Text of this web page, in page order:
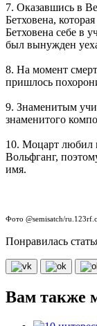
7. Оказавшись в
Бетховена,
Бетховена себе в
был вынужден
8. На момент
пришлось
9. Знаменитым
знаменитого
10. Моцарт любил
Вольфганг,
имя.
Фото @semisatch/
Понравилась
Вам также